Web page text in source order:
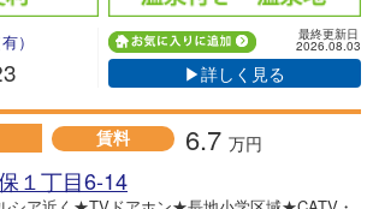
） 最終更新日
2026.08.03
▶詳しく見る
賃料 6.7 万円
１丁目6-14